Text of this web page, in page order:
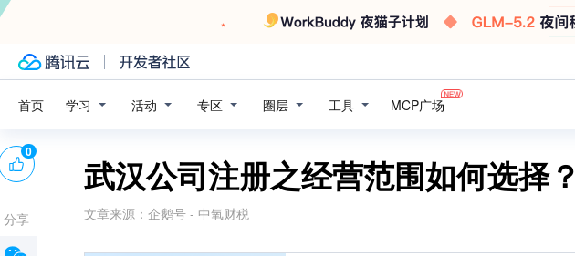
首页 学习 活动 专区 圈层 工具 MCP广场
武汉公司注册之经营范围如何选择？
文章来源： 企鹅号 - 中氧财税
0
分享